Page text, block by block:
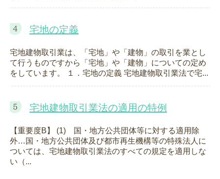
宅地の定義
宅地建物取引業は、「宅地」や「建物」の取引を業とし
て行うものですから「宅地」や「建物」についての定め
をしています。 １．宅地の定義 宅地建物取引業法で宅...
宅地建物取引業法の適用の特例
【重要度B】 (1) 国・地方公共団体等に対する適用除
外…国・地方公共団体及び都市再生機構等の特殊法人に
ついては、宅地建物取引業法のすべての規定を適用しな
い（...